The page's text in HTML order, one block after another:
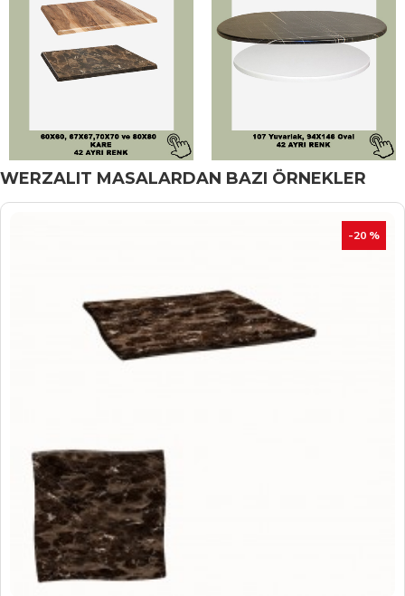
WERZALIT MASALARDAN BAZI ÖRNEKLER
İNDIRIM